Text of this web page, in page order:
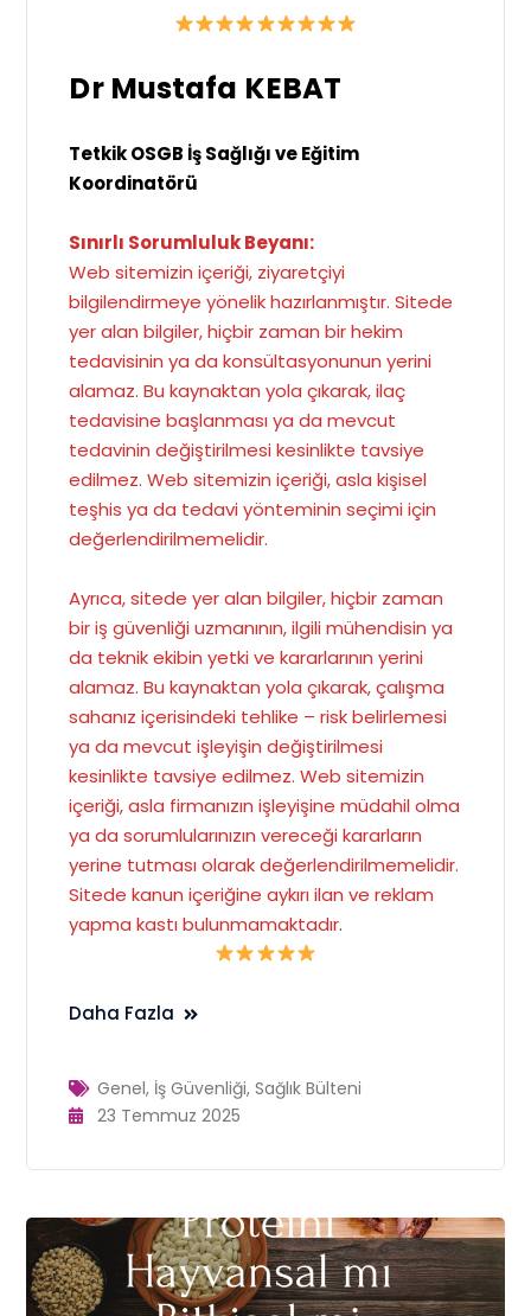
Dr Mustafa KEBAT
Tetkik OSGB İş Sağlığı ve Eğitim
Koordinatörü
Sınırlı Sorumluluk Beyanı:
Web sitemizin içeriği, ziyaretçiyi
bilgilendirmeye yönelik hazırlanmıştır. Sitede
yer alan bilgiler, hiçbir zaman bir hekim
tedavisinin ya da konsültasyonunun yerini
alamaz. Bu kaynaktan yola çıkarak, ilaç
tedavisine başlanması ya da mevcut
tedavinin değiştirilmesi kesinlikte tavsiye
edilmez. Web sitemizin içeriği, asla kişisel
teşhis ya da tedavi yönteminin seçimi için
değerlendirilmemelidir.
Ayrıca, sitede yer alan bilgiler, hiçbir zaman
bir iş güvenliği uzmanının, ilgili mühendisin ya
da teknik ekibin yetki ve kararlarının yerini
alamaz. Bu kaynaktan yola çıkarak, çalışma
sahanız içerisindeki tehlike – risk belirlemesi
ya da mevcut işleyişin değiştirilmesi
kesinlikte tavsiye edilmez. Web sitemizin
içeriği, asla firmanızın işleyişine müdahil olma
ya da sorumlularınızın vereceği kararların
yerine tutması olarak değerlendirilmemelidir.
Sitede kanun içeriğine aykırı ilan ve reklam
yapma kastı bulunmamaktadır.
Daha Fazla
Genel, İş Güvenliği,Sağlık Bülteni
23 Temmuz 2025